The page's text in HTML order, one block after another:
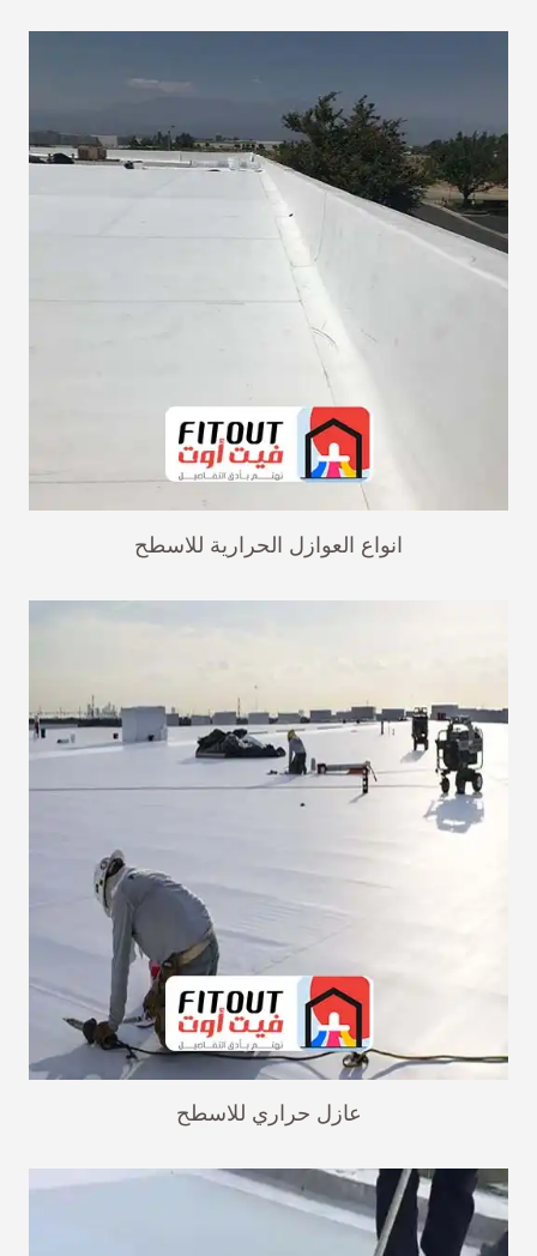
انواع العوازل الحرارية للاسطح
عازل حراري للاسطح